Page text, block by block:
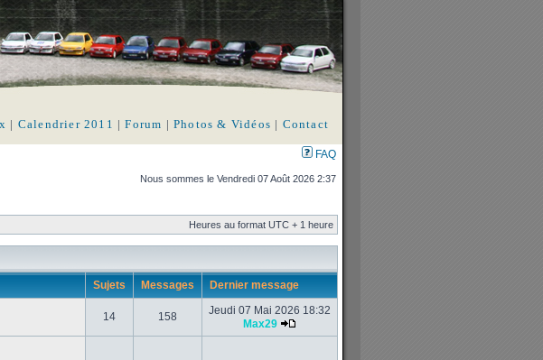
| Calendrier 2011 |Forum | Photos & Vidéos | Contact
FAQ
Nous sommes le Vendredi 07 Août 2026 2:37
Heures au format UTC + 1 heure
Sujets Messages Dernier message
14 158
Jeudi 07 Mai 2026 18:32
Max29